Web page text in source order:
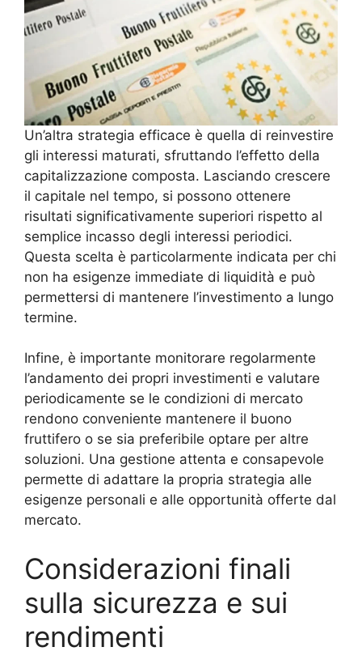
Un’altra strategia efficace è quella di reinvestire
gli interessi maturati, sfruttando l’effetto della
capitalizzazione composta. Lasciando crescere
il capitale nel tempo, si possono ottenere
risultati significativamente superiori rispetto al
semplice incasso degli interessi periodici.
Questa scelta è particolarmente indicata per chi
non ha esigenze immediate di liquidità e può
permettersi di mantenere l’investimento a lungo
termine.
Infine, è importante monitorare regolarmente
l’andamento dei propri investimenti e valutare
periodicamente se le condizioni di mercato
rendono conveniente mantenere il buono
fruttifero o se sia preferibile optare per altre
soluzioni. Una gestione attenta e consapevole
permette di adattare la propria strategia alle
esigenze personali e alle opportunità offerte dal
mercato.
Considerazioni finali
sulla sicurezza e sui
rendimenti